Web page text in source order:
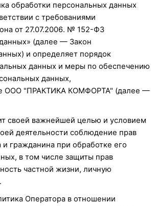
обработки персональных данных
с требованиями
от 27.07.2006. № 152-ФЗ
(далее — Закон
и определяет порядок
данных и меры по обеспечению
данных,
ООО "ПРАКТИКА КОМФОРТА" (далее —
своей важнейшей целью и условием
деятельности соблюдение прав
и гражданина при обработке его
в том числе защиты прав
частной жизни, личную
Оператора в отношении